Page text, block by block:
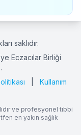
saklıdır.
Eczacılar Birliği
Kullanım
ve profesyonel tıbbi
en yakın sağlık